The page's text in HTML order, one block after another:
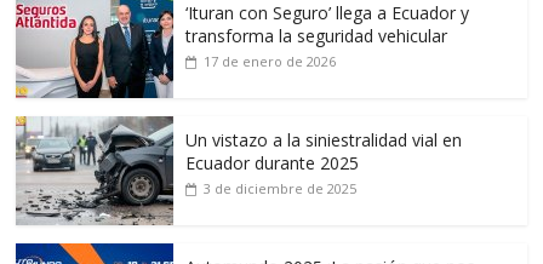
‘Ituran con Seguro’ llega a Ecuador y
transforma la seguridad vehicular
17 de enero de 2026
Un vistazo a la siniestralidad vial en
Ecuador durante 2025
3 de diciembre de 2025